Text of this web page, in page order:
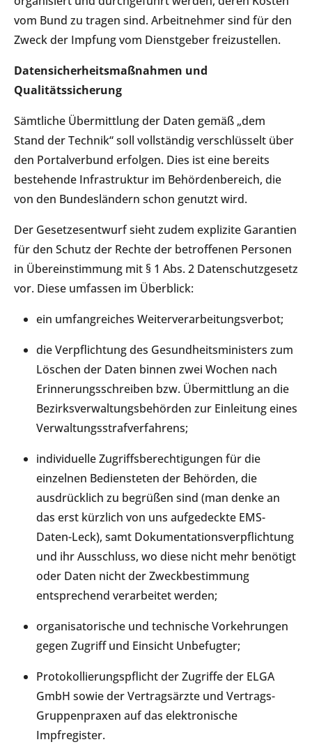
vom Bund zu tragen sind. Arbeitnehmer sind für den
Zweck der Impfung vom Dienstgeber freizustellen.
Datensicherheitsmaßnahmen und
Qualitätssicherung
Sämtliche Übermittlung der Daten gemäß „dem
Stand der Technik“ soll vollständig verschlüsselt über
den Portalverbund erfolgen. Dies ist eine bereits
bestehende Infrastruktur im Behördenbereich, die
von den Bundesländern schon genutzt wird.
Der Gesetzesentwurf sieht zudem explizite Garantien
für den Schutz der Rechte der betroffenen Personen
in Übereinstimmung mit § 1 Abs. 2 Datenschutzgesetz
vor. Diese umfassen im Überblick:
ein umfangreiches Weiterverarbeitungsverbot;
die Verpflichtung des Gesundheitsministers zum
Löschen der Daten binnen zwei Wochen nach
Erinnerungsschreiben bzw. Übermittlung an die
Bezirksverwaltungsbehörden zur Einleitung eines
Verwaltungsstrafverfahrens;
individuelle Zugriffsberechtigungen für die
einzelnen Bediensteten der Behörden, die
ausdrücklich zu begrüßen sind (man denke an
das erst kürzlich von uns aufgedeckte EMS-
Daten-Leck), samt Dokumentationsverpflichtung
und ihr Ausschluss, wo diese nicht mehr benötigt
oder Daten nicht der Zweckbestimmung
entsprechend verarbeitet werden;
organisatorische und technische Vorkehrungen
gegen Zugriff und Einsicht Unbefugter;
Protokollierungspflicht der Zugriffe der ELGA
GmbH sowie der Vertragsärzte und Vertrags-
Gruppenpraxen auf das elektronische
Impfregister.